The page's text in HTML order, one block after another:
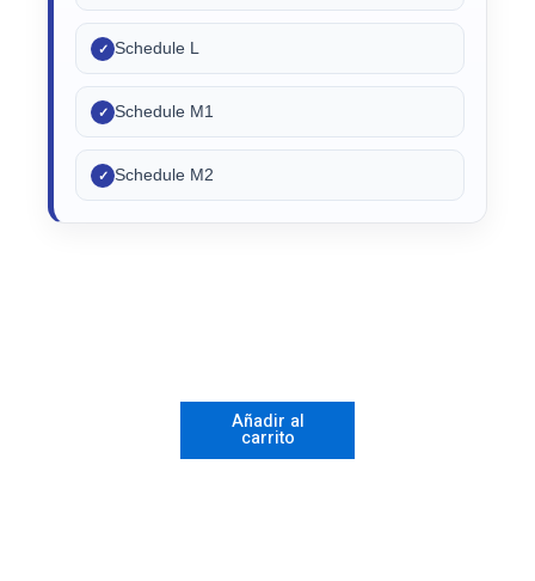
✓ Schedule L
✓ Schedule M1
✓ Schedule M2
by-
Añadir al
carrito